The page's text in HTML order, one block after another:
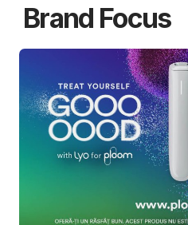
Brand Focus